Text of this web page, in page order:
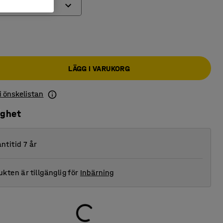
LÄGG I VARUKORG
önskelistan
7 år
är tillgänglig för Inbärning